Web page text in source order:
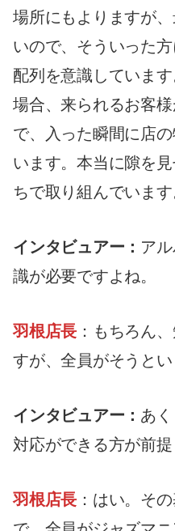
場所にもよりますが
いので、そういった
配列を意識していま
場合、来られるお客
で、入った瞬間に店
います。本当に隙を
ちで取り組んでいます
インタビュアー： ア
識が必要ですよね。
羽根店長 ：もちろん
すが、全員がそうとい
インタビュアー： あ
対応ができる方が前提
羽根店長 ：はい。そ